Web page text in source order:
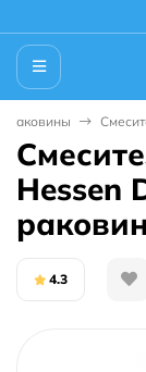
раковины
Hessen
4.3